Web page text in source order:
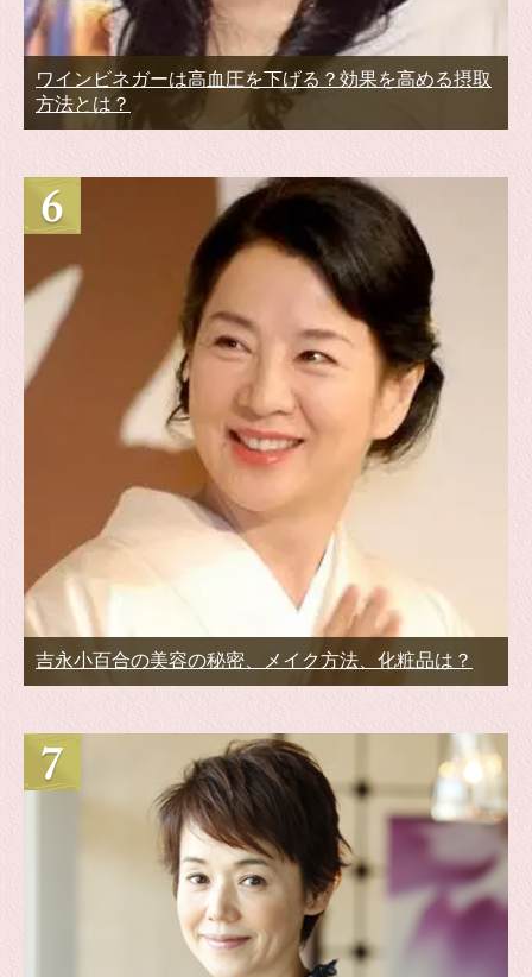
ワインビネガーは高血圧を下げる？効果を高める摂取
方法とは？
吉永小百合の美容の秘密、メイク方法、化粧品は？